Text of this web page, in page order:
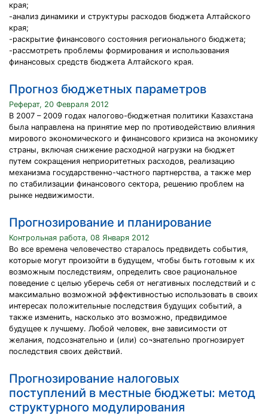
края;
-анализ динамики и структуры расходов бюджета Алтайского
края;
-раскрытие финансового состояния регионального бюджета;
-рассмотреть проблемы формирования и использования
финансовых средств бюджета Алтайского края.
Прогноз бюджетных параметров
Реферат, 20 Февраля 2012
В 2007 – 2009 годах налогово-бюджетная политики Казахстана
была направлена на принятие мер по противодействию влияния
мирового экономического и финансового кризиса на экономику
страны, включая снижение расходной нагрузки на бюджет
путем сокращения неприоритетных расходов, реализацию
механизма государственно-частного партнерства, а также мер
по стабилизации финансового сектора, решению проблем на
рынке недвижимости.
Прогнозирование и планирование
Контрольная работа, 08 Января 2012
Во все времена человечество старалось предвидеть события,
которые могут произойти в будущем, чтобы быть готовым к их
возможным последствиям, определить свое рациональное
поведение с целью уберечь себя от негативных последствий и с
максимально возможной эффективностью использовать в своих
интересах положительные последствия будущих событий, а
также изменить, насколько это возможно, предвидимое
будущее к лучшему. Любой человек, вне зависимости от
желания, подсознательно и (или) со¬знательно прогнозирует
последствия своих действий.
Прогнозирование налоговых
поступлений в местные бюджеты: метод
структурного модулирования